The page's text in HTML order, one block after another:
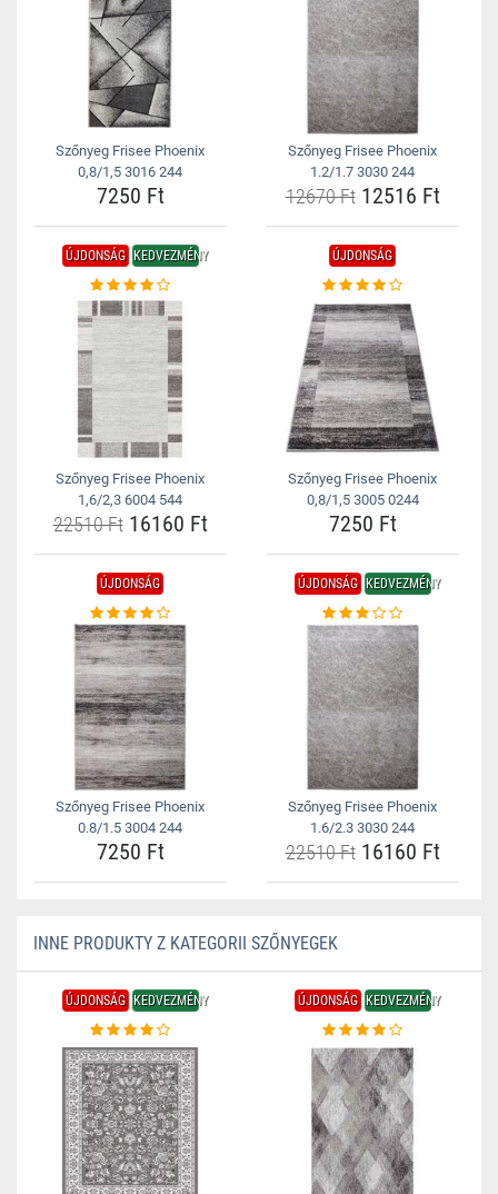
Szőnyeg Frisee Phoenix
0,8/1,5 3016 244
7250 Ft
Szőnyeg Frisee Phoenix
1.2/1.7 3030 244
12670 Ft12516 Ft
ÚJDONSÁG KEDVEZMÉNY
Szőnyeg Frisee Phoenix
1,6/2,3 6004 544
22510 Ft16160 Ft
ÚJDONSÁG
Szőnyeg Frisee Phoenix
0,8/1,5 3005 0244
7250 Ft
ÚJDONSÁG
Szőnyeg Frisee Phoenix
0.8/1.5 3004 244
7250 Ft
ÚJDONSÁG KEDVEZMÉNY
Szőnyeg Frisee Phoenix
1.6/2.3 3030 244
22510 Ft16160 Ft
INNE PRODUKTY Z KATEGORII SZŐNYEGEK
ÚJDONSÁG KEDVEZMÉNY ÚJDONSÁG KEDVEZMÉNY